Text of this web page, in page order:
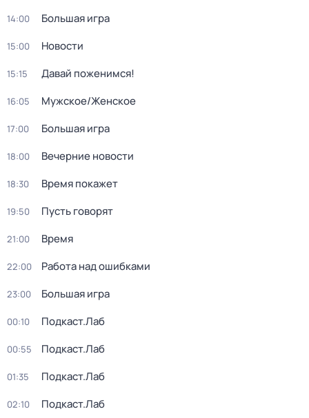
14:00 Большая игра
15:00 Новости
15:15 Давай поженимся!
16:05 Мужское/Женское
17:00 Большая игра
18:00 Вечерние новости
18:30 Время покажет
19:50 Пусть говорят
21:00 Время
22:00 Работа над ошибками
23:00 Большая игра
00:10 Подкаст.Лаб
00:55 Подкаст.Лаб
01:35 Подкаст.Лаб
02:10 Подкаст.Лаб